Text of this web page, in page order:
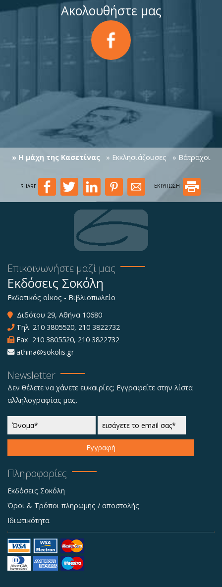
Ακολουθήστε μας
» Η μάχη της Κασετίνας » Εκκλησιάζουσες » Βάτραχοι
SHARE ΕΚΤΥΠΩΣΗ
Επικοινωνήστε μαζί μας
Εκδόσεις Σοκόλη
Εκδοτικός οίκος - Βιβλιοπωλείο
Διδότου 29, Αθήνα 10680
Τηλ. 210 3805520, 210 3822732
Fax 210 3805520, 210 3822732
athina@sokolis.gr
Newsletter
Δεν θέλετε να χάνετε ευκαιρίες; Εγγραφείτε στην λίστα
αλληλογραφίας μας.
Εγγραφή
Πληροφορίες
Εκδόσεις Σοκόλη
Όροι & Τρόποι πληρωμής / αποστολής
Ιδιωτικότητα